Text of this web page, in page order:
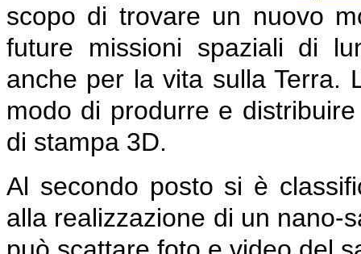
scopo di trovare un nuovo
future missioni spaziali di
anche per la vita sulla Terra.
modo di produrre e
di stampa 3D.
Al secondo posto si è
alla realizzazione di un nano-